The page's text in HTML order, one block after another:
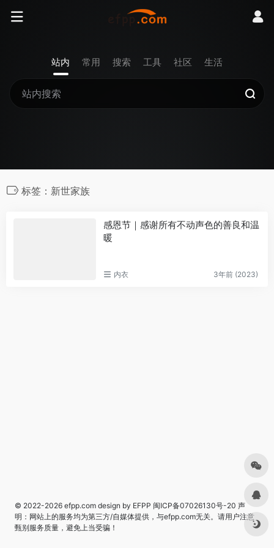
站内 常用 搜索 工具 社区 生活
标签：新世家族
感恩节｜感谢所有不动声色的善良和温
暖
内衣 3年前 (2023)
© 2022-2026 efpp.com design by EFPP 闽ICP备07026130号-20 声
明：网站上的服务均为第三方/自媒体提供，与efpp.com无关。请用户注意
甄别服务质量，避免上当受骗！